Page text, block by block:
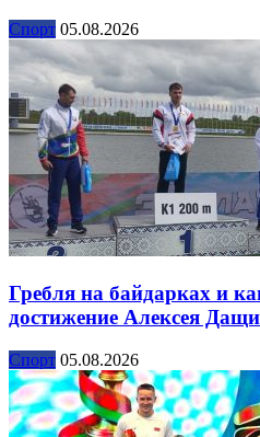
Спорт 05.08.2026
Гребля на байдарках и
достижение Алексея
Спорт 05.08.2026